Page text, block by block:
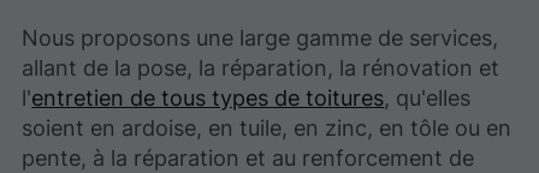
Nous proposons une large gamme de services,
allant de la pose, la réparation, la rénovation et
l'entretien de tous types de toitures, qu'elles
soient en ardoise, en tuile, en zinc, en tôle ou en
pente, à la réparation et au renforcement de